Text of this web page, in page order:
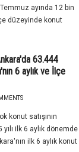
ayında 12 bin
düzeyinde konut
63.444
6 aylık ve İlçe
konut satışının
yılı ilk 6 aylık dönemde
ilk 6 aylık konut